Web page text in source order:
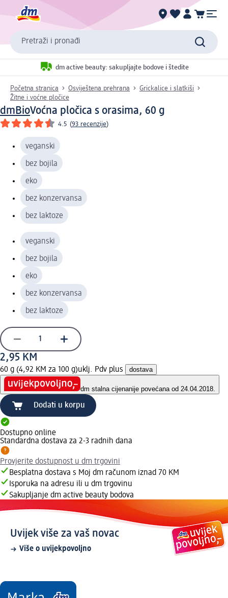
Pretraži i pronađi
dm active beauty: sakupljajte bodove i štedite
Početna stranica Osviještena prehrana
Grickalice i slatkiši
Žitne i voćne pločice
dmBioVoćna pločica s orasima, 60 g
4.5 (93 recenzije)
veganski
bez bojila
eko
bez konzervansa
bez laktoze
veganski
bez bojila
eko
bez konzervansa
bez laktoze
2,95 KM
60 g (4,92 KM za 100 g)uklj. Pdv plus dostava
dm stalna cijenanije povećana od 24.04.2018.
Dodati u korpu
Dostupno online
Standardna dostava za 2-3 radnih dana
Provjerite dostupnost u dm trgovini
Besplatna dostava s Moj dm računom iznad 70 KM
Isporuka na adresu ili u dm trgovinu
Sakupljanje dm active beauty bodova
Uvijek više za vaš novac
Više o uvijekpovoljno